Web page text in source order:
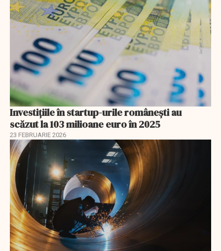
Investiţiile în startup-urile româneşti au
scăzut la 103 milioane euro în 2025
23 FEBRUARIE 2026